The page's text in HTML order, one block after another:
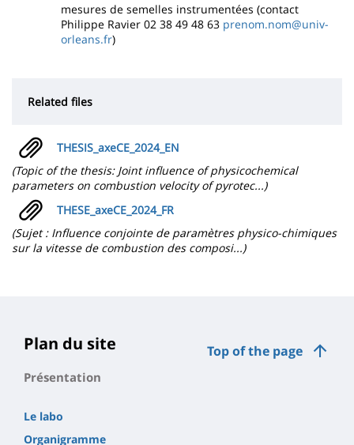
mesures de semelles instrumentées (contact
Philippe Ravier 02 38 49 48 63 prenom.nom@univ-
orleans.fr)
Related files
THESIS_axeCE_2024_EN
(Topic of the thesis: Joint influence of physicochemical
parameters on combustion velocity of pyrotec...)
THESE_axeCE_2024_FR
(Sujet : Influence conjointe de paramètres physico-chimiques
sur la vitesse de combustion des composi...)
Top of the page
Plan du site
Présentation
Le labo
Organigramme